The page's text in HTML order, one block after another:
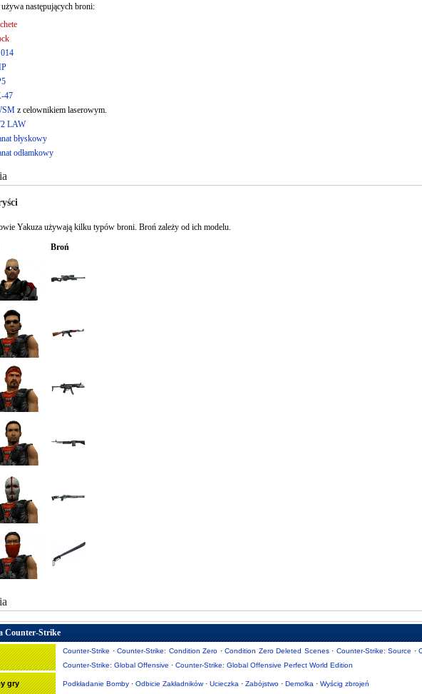
następujących broni:
47
z celownikiem laserowym.
LAW
błyskowy
odłamkowy
Yakuza używają kilku typów broni. Broń zależy od ich modelu.
Broń
Counter-Strike
Counter-Strike ·Counter-Strike: Condition Zero ·Condition Zero Deleted Scenes· Counter-Strike: Source ·
Counter-Strike: Global Offensive · Counter-Strike: Global Offensive Perfect World Edition
gry Podkładanie Bomby · Odbicie Zakładników· Ucieczka · Zabójstwo · Demolka · Wyścig zbrojeń